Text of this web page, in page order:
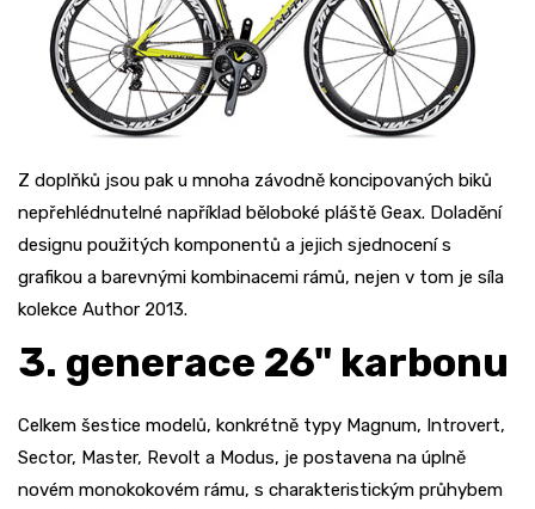
Z doplňků jsou pak u mnoha závodně koncipovaných biků
nepřehlédnutelné například běloboké pláště Geax. Doladění
designu použitých komponentů a jejich sjednocení s
grafikou a barevnými kombinacemi rámů, nejen v tom je síla
kolekce Author 2013.
3. generace 26" karbonu
Celkem šestice modelů, konkrétně typy Magnum, Introvert,
Sector, Master, Revolt a Modus, je postavena na úplně
novém monokokovém rámu, s charakteristickým průhybem